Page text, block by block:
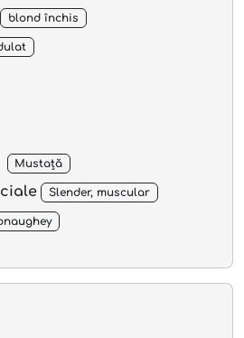
blond închis
Mustață
Slender, muscular